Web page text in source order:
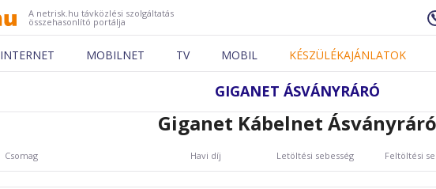
A netrisk.hu távközlési szolgáltatás
összehasonlító portálja
INTERNET MOBILNET TV MOBIL KÉSZÜLÉKAJÁNLATOK
GIGANET ÁSVÁNYRÁRÓ
Giganet Kábelnet Ásványráró
Csomag Havi díj Letöltési sebesség Feltöltési